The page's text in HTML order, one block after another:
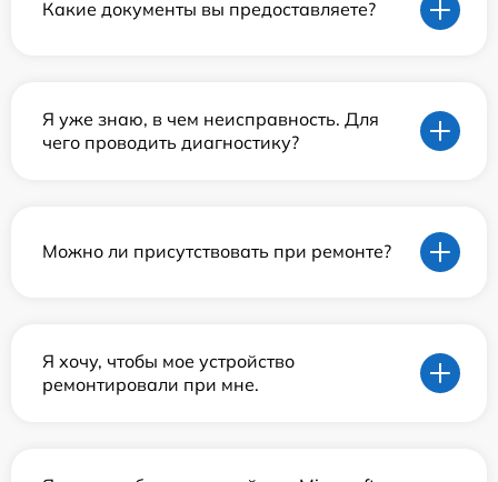
Какие документы вы предоставляете?
Я уже знаю, в чем неисправность. Для
чего проводить диагностику?
Можно ли присутствовать при ремонте?
Я хочу, чтобы мое устройство
ремонтировали при мне.